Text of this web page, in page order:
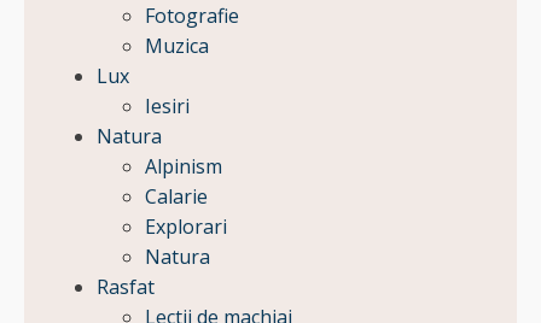
Fotografie
Muzica
Lux
Iesiri
Natura
Alpinism
Calarie
Explorari
Natura
Rasfat
Lectii de machiaj